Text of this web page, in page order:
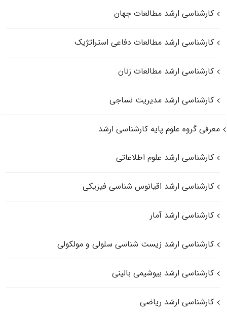
کارشناسی ارشد مطالعات جهان
کارشناسی ارشد مطالعات دفاعی استراتژیک
کارشناسی ارشد مطالعات زنان
کارشناسی ارشد مدیریت نساجی
معرفی گروه علوم پایه کارشناسی ارشد
کارشناسی ارشد علوم اطلاعاتی
کارشناسی ارشد اقیانوس‌ شناسی فیزیکی
کارشناسی ارشد آمار
کارشناسی ارشد زیست شناسی سلولی و مولکولی
کارشناسی ارشد بیوشیمی بالینی
کارشناسی ارشد ریاضی